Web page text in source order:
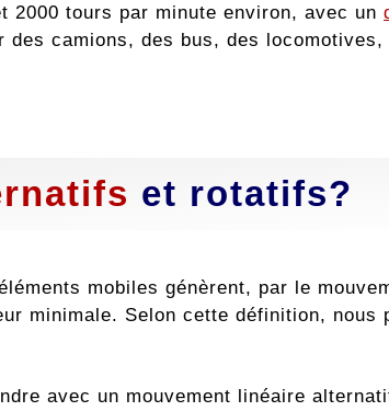
2000 tours par minute environ, avec un
camions, des bus, des
et rotatifs?
mobiles génèrent, par le
minimale. Selon cette définition, nous
avec un mouvement linéaire